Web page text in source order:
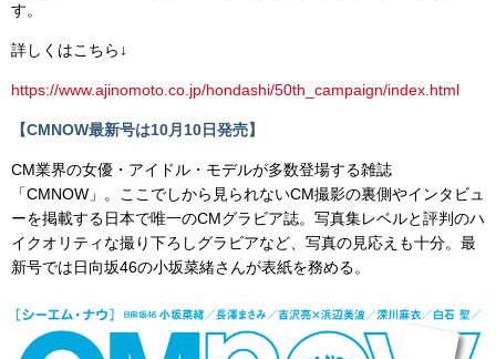
す。
詳しくはこちら↓
https://www.ajinomoto.co.jp/hondashi/50th_campaign/index.html
【CMNOW最新号は10月10日発売】
CM業界の女優・アイドル・モデルが多数登場する雑誌
「CMNOW」。ここでしから見られないCM撮影の裏側やインタビュ
ーを掲載する日本で唯一のCMグラビア誌。写真集レベルと評判のハ
イクオリティな撮り下ろしグラビアなど、写真の見応えも十分。最
新号では日向坂46の小坂菜緒さんが表紙を務める。